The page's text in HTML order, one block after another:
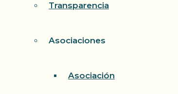
Transparencia
Asociaciones
Asociación